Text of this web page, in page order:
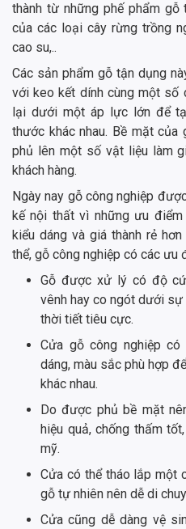
thành từ những phế phẩm gỗ
của các loại cây rừng trồng
cao su,..
Các sản phẩm gỗ tận dụng
với keo kết dính cùng một số
lại dưới một áp lực lớn để
thước khác nhau. Bề mặt
phủ lên một số vật liệu làm
khách hàng.
Ngày nay gỗ công nghiệp
kế nội thất vì những ưu
kiểu dáng và giá thành rẻ
thể, gỗ công nghiệp có các ưu
Gỗ được xử lý có độ
vênh hay co ngót dưới
thời tiết tiêu cực.
Cửa gỗ công nghiệp
dáng, màu sắc phù hợp
khác nhau.
Do được phủ bề mặt
hiệu quả, chống thấm
mỹ.
Cửa có thể tháo lắp một
gỗ tự nhiên nên dễ di
Cửa cũng dễ dàng vệ